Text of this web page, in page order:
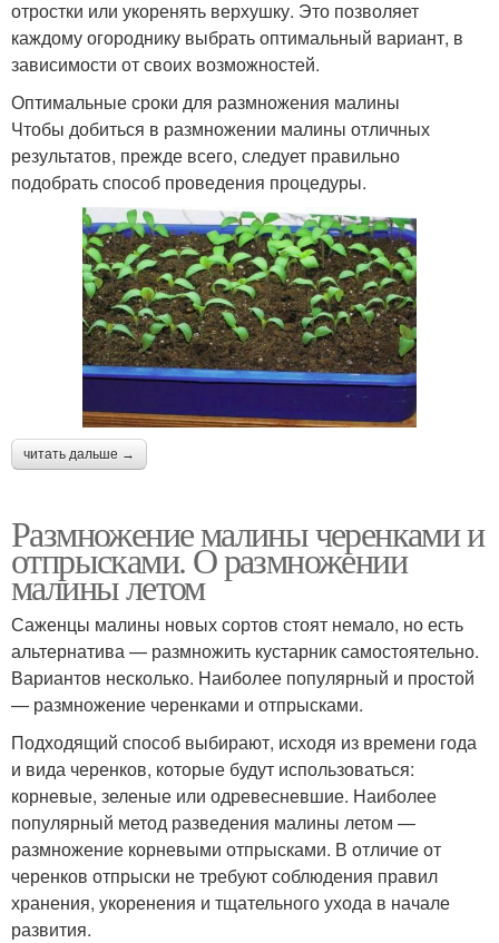
отростки или укоренять верхушку. Это позволяет
каждому огороднику выбрать оптимальный вариант, в
зависимости от своих возможностей.
Оптимальные сроки для размножения малины
Чтобы добиться в размножении малины отличных
результатов, прежде всего, следует правильно
подобрать способ проведения процедуры.
читать дальше →
Размножение малины черенками и
отпрысками. О размножении
малины летом
Саженцы малины новых сортов стоят немало, но есть
альтернатива — размножить кустарник самостоятельно.
Вариантов несколько. Наиболее популярный и простой
— размножение черенками и отпрысками.
Подходящий способ выбирают, исходя из времени года
и вида черенков, которые будут использоваться:
корневые, зеленые или одревесневшие. Наиболее
популярный метод разведения малины летом —
размножение корневыми отпрысками. В отличие от
черенков отпрыски не требуют соблюдения правил
хранения, укоренения и тщательного ухода в начале
развития.